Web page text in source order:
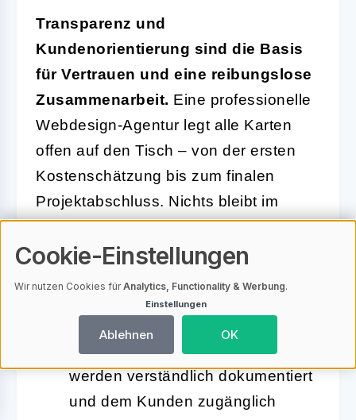
Transparenz und
Kundenorientierung sind die Basis
für Vertrauen und eine reibungslose
Zusammenarbeit. Eine professionelle
Webdesign-Agentur legt alle Karten
offen auf den Tisch – von der ersten
Kostenschätzung bis zum finalen
Projektabschluss. Nichts bleibt im
Dunkeln, Überraschungen werden
aktiv vermieden.
Klare Dokumentation:
und alle nächsten Schritte
werden verständlich dokumentiert
und dem Kunden zugänglich
Cookie-Einstellungen
Wir nutzen Cookies fürAnalytics, Functionality & Werbung.
Einstellungen
Ablehnen OK